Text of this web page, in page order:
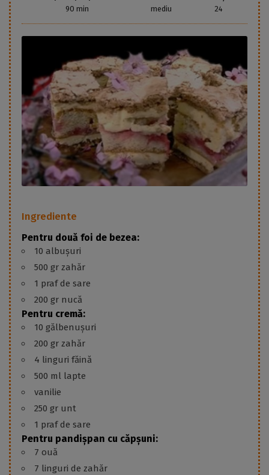
90 min mediu 24
Ingrediente
Pentru două foi de bezea:
10 albușuri
500 gr zahăr
1 praf de sare
200 gr nucă
Pentru cremă:
10 gălbenușuri
200 gr zahăr
4 linguri făină
500 ml lapte
vanilie
250 gr unt
1 praf de sare
Pentru pandișpan cu căpșuni:
7 ouă
7 linguri de zahăr